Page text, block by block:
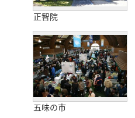
正智院
五味の市